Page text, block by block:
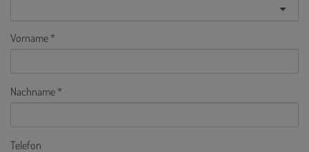
Vorname
Nachname
Telefon